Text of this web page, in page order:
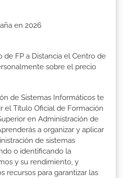
en 2026
de FP a Distancia el Centro de
sobre el precio
de Sistemas Informáticos te
el Título Oficial de Formación
en Administración de
a organizar y aplicar
de sistemas
o identificando la
y su rendimiento, y
recursos para garantizar las